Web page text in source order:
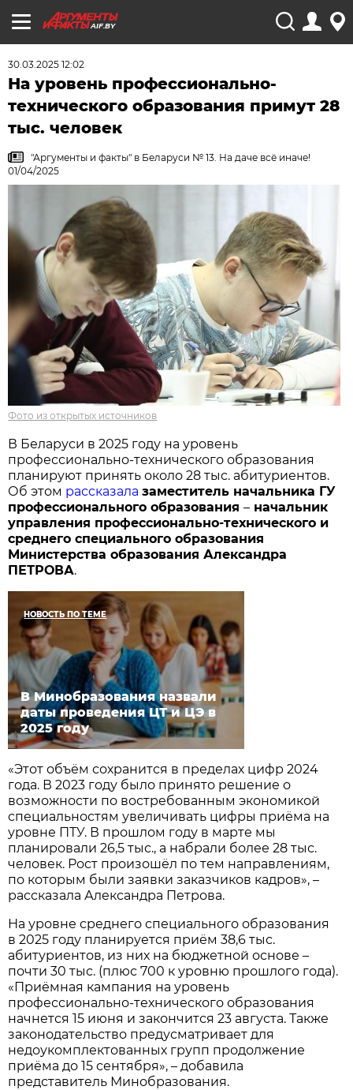
AIF.BY
30.03.2025 12:02
На уровень профессионально-
технического образования примут 28
тыс. человек
"Аргументы и факты" в Беларуси № 13. На даче всё иначе!
01/04/2025
Фото из открытых источников
В Беларуси в 2025 году на уровень
профессионально-технического образования
планируют принять около 28 тыс. абитуриентов.
Об этом рассказала заместитель начальника ГУ
профессионального образования– начальник
управления профессионально-технического и
среднего специального образования
Министерства образования Александра
ПЕТРОВА.
НОВОСТЬ ПО ТЕМЕ
В Минобразования назвали
даты проведения ЦТ и ЦЭ в
2025 году
«Этот объём сохранится в пределах цифр 2024
года. В 2023 году было принято решение о
возможности по востребованным экономикой
специальностям увеличивать цифры приёма на
уровне ПТУ. В прошлом году в марте мы
планировали 26,5 тыс., а набрали более 28 тыс.
человек. Рост произошёл по тем направлениям,
по которым были заявки заказчиков кадров», –
рассказала Александра Петрова.
На уровне среднего специального образования
в 2025 году планируется приём 38,6 тыс.
абитуриентов, из них на бюджетной основе –
почти 30 тыс. (плюс 700 к уровню прошлого года).
«Приёмная кампания на уровень
профессионально-технического образования
начнется 15 июня и закончится 23 августа. Также
законодательство предусматривает для
недоукомплектованных групп продолжение
приёма до 15 сентября», – добавила
представитель Минобразования.